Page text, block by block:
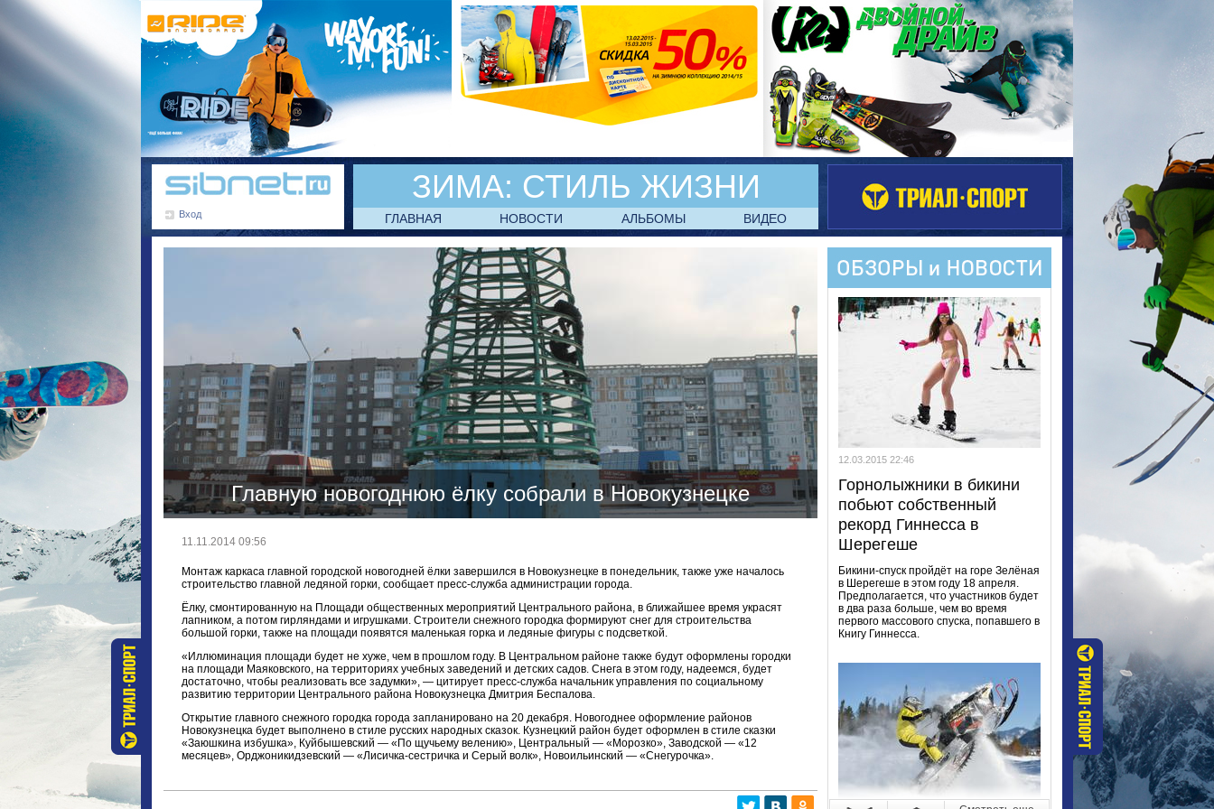
Вход
ЗИМА: СТИЛЬ ЖИЗНИ
ГЛАВНАЯ НОВОСТИ АЛЬБОМЫ ВИДЕО
Главную новогоднюю ёлку собрали в Новокузнецке
11.11.2014 09:56
Монтаж каркаса главной городской новогодней ёлки завершился в Новокузнецке в понедельник, также уже началось
строительство главной ледяной горки, сообщает пресс-служба администрации города.
Ёлку, смонтированную на Площади общественных мероприятий Центрального района, в ближайшее время украсят
лапником, а потом гирляндами и игрушками. Строители снежного городка формируют снег для строительства
большой горки, также на площади появятся маленькая горка и ледяные фигуры с подсветкой.
«Иллюминация площади будет не хуже, чем в прошлом году. В Центральном районе также будут оформлены городки
на площади Маяковского, на территориях учебных заведений и детских садов. Снега в этом году, надеемся, будет
достаточно, чтобы реализовать все задумки», — цитирует пресс-служба начальник управления по социальному
развитию территории Центрального района Новокузнецка Дмитрия Беспалова.
Открытие главного снежного городка города запланировано на 20 декабря. Новогоднее оформление районов
Новокузнецка будет выполнено в стиле русских народных сказок. Кузнецкий район будет оформлен в стиле сказки
«Заюшкина избушка», Куйбышевский — «По щучьему велению», Центральный — «Морозко», Заводской — «12
месяцев», Орджоникидзевский — «Лисичка-сестричка и Серый волк», Новоильинский — «Снегурочка».
12.03.2015 22:46
Горнолыжники в бикини
побьют собственный
рекорд Гиннесса в
Шерегеше
Бикини-спуск пройдёт на горе Зелёная
в Шерегеше в этом году 18 апреля.
Предполагается, что участников будет
в два раза больше, чем во время
первого массового спуска, попавшего в
Книгу Гиннесса.